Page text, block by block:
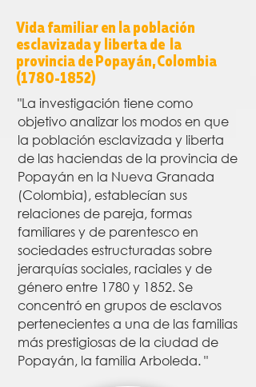
Vida familiar en la población
esclavizada y liberta de la
provincia de Popayán, Colombia
(1780-1852)
"La investigación tiene como
objetivo analizar los modos en que
la población esclavizada y liberta
de las haciendas de la provincia de
Popayán en la Nueva Granada
(Colombia), establecían sus
relaciones de pareja, formas
familiares y de parentesco en
sociedades estructuradas sobre
jerarquías sociales, raciales y de
género entre 1780 y 1852. Se
concentró en grupos de esclavos
pertenecientes a una de las familias
más prestigiosas de la ciudad de
Popayán, la familia Arboleda. "